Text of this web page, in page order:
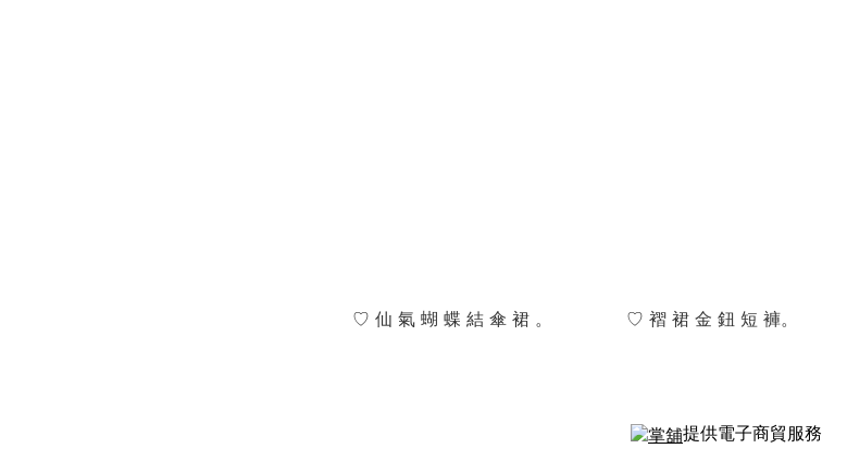
♡ 仙 氣 蝴 蝶 結 傘 裙 。 ♡ 褶 裙 金 鈕 短 褲。
提供電子商貿服務